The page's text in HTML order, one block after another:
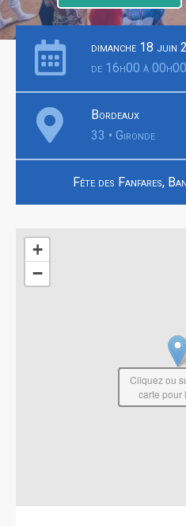
dimanche 18 juin
de 16h00 à 00h00
Bordeaux
33 • Gironde
Fête des Fanfares,
+
−
Cliquez ou
carte pour